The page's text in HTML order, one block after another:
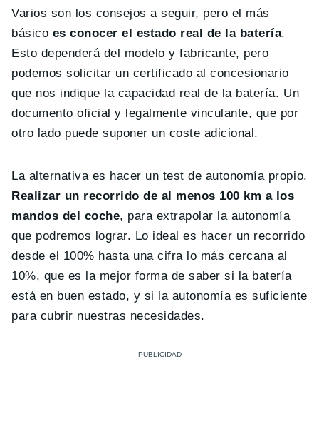
Varios son los consejos a seguir, pero el más
básico es conocer el estado real de la batería.
Esto dependerá del modelo y fabricante, pero
podemos solicitar un certificado al concesionario
que nos indique la capacidad real de la batería. Un
documento oficial y legalmente vinculante, que por
otro lado puede suponer un coste adicional.
La alternativa es hacer un test de autonomía propio.
Realizar un recorrido de al menos 100 km a los
mandos del coche, para extrapolar la autonomía
que podremos lograr. Lo ideal es hacer un recorrido
desde el 100% hasta una cifra lo más cercana al
10%, que es la mejor forma de saber si la batería
está en buen estado, y si la autonomía es suficiente
para cubrir nuestras necesidades.